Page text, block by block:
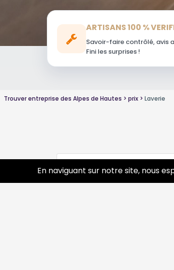
ARTISANS 100 %
Savoir-faire contrôlé, avis
Fini les surprises !
Trouver entreprise des Alpes de Hautes prix Laverie
Conseils sur Laverie autre
En naviguant sur notre site, nous